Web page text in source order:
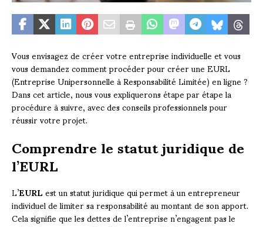
Vous envisagez de créer votre entreprise individuelle et vous
vous demandez comment procéder pour créer une EURL
(Entreprise Unipersonnelle à Responsabilité Limitée) en ligne ?
Dans cet article, nous vous expliquerons étape par étape la
procédure à suivre, avec des conseils professionnels pour
réussir votre projet.
Comprendre le statut juridique de
l’EURL
L’EURLest un statut juridique qui permet à un entrepreneur
individuel de limiter sa responsabilité au montant de son apport.
Cela signifie que les dettes de l’entreprise n’engagent pas le